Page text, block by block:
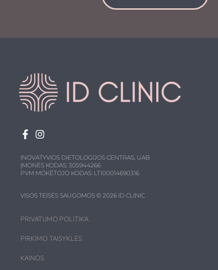
INOVATYVIOS DIETOLOGIJOS CENTRAS, UAB
ĮMONĖS KODAS: 305944266
PVM MOKĖTOJO KODAS: LT100014690316
VISOS TEISĖS SAUGOMOS © 2026 ID CLINIC
PRIVATUMO POLITIKA
PIRKIMO TAISYKLĖS
KAINOS